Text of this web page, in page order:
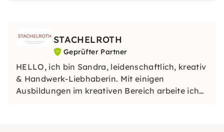
STACHELROTH
Geprüfter Partner
HELLO, ich bin Sandra, leidenschaftlich, kreativ
& Handwerk-Liebhaberin. Mit einigen
Ausbildungen im kreativen Bereich arbeite ich